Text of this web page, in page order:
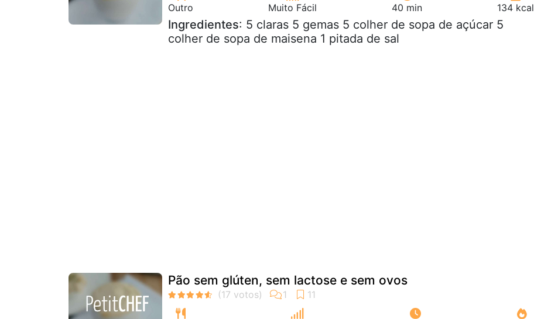
Outro Muito Fácil 40 min 134 kcal
Ingredientes: 5 claras 5 gemas 5 colher de sopa de açúcar 5
colher de sopa de maisena 1 pitada de sal
Pão sem glúten, sem lactose e sem ovos